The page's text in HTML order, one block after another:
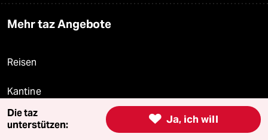
Mehr taz Angebote
Reisen
Kantine
Shop  Ja, ich will
Die taz
unterstützen: